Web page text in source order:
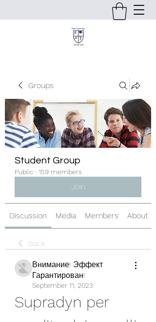
Groups
Student Group
Public · 159 members
Join
Discussion Media Members About
Back
Внимание! Эффект
Гарантирован!
September 11, 2023
Supradyn per